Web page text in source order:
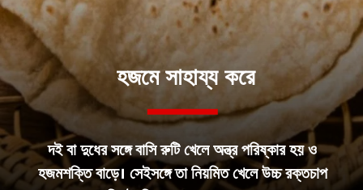
দই বা দুধের সঙ্গে বাসি রুটি খেলে অন্ত্র পরিষ্কার হয় ও
হজমশক্তি বাড়ে। সেইসঙ্গে তা নিয়মিত খেলে উচ্চ রক্তচাপ
হজমে সাহায্য করে